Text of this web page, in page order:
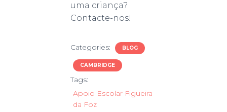
uma criança?
Contacte-nos!
Categories: BLOG
CAMBRIDGE
Tags:
Apoio Escolar Figueira
da Foz